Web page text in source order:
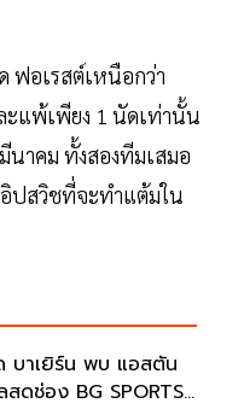
ฟอเรสต์เหนือกว่า
ะแพ้เพียง 1 นัดเท่านั้น
นาคม ทั้งสองทีมเสมอ
ปสวิชที่จะทำแต้มใน
บาเยิร์น พบ แอสตัน
ดช่อง BG SPORTS